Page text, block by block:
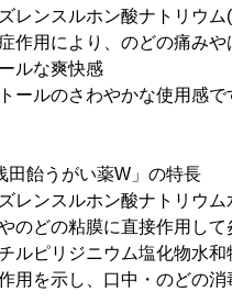
ズレンスルホン酸ナトリウ
作用により、のどの痛みや
ールな爽快感
ールのさわやかな使用感で
田飴うがい薬W」の特長
ズレンスルホン酸ナトリウ
のどの粘膜に直接作用し
チルピリジニウム塩化物水
用を示し、口中・のどの消